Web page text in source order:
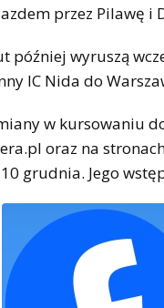
przez Pilawę i
później wyruszą
IC Nida do
w kursowaniu
oraz na
grudnia. Jego